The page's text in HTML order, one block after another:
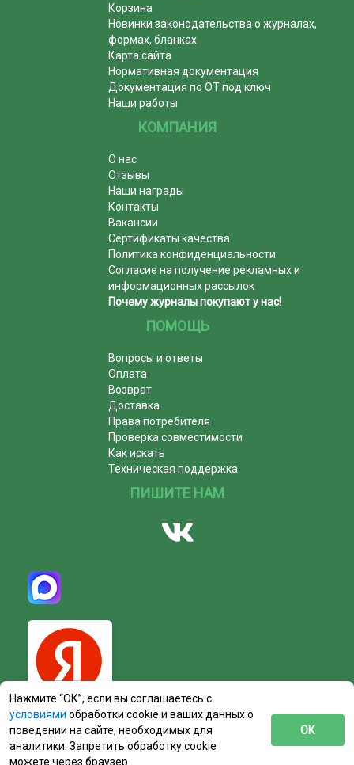
Корзина
Новинки законодательства о журналах,
формах, бланках
Карта сайта
Нормативная документация
Документация по ОТ под ключ
Наши работы
КОМПАНИЯ
О нас
Отзывы
Наши награды
Контакты
Вакансии
Сертификаты качества
Политика конфиденциальности
Согласие на получение рекламных и
информационных рассылок
Почему журналы покупают у нас!
ПОМОЩЬ
Вопросы и ответы
Оплата
Возврат
Доставка
Права потребителя
Проверка совместимости
Как искать
Техническая поддержка
ПИШИТЕ НАМ
Нажмите “ОК”, если вы соглашаетесь с
условиями обработки cookie и ваших данных о
поведении на сайте, необходимых для
аналитики. Запретить обработку cookie
можете через браузер
ОК